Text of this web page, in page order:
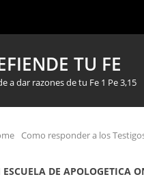
a dar razones de tu Fe 1 Pe 3,15
Como responder a los
ESCUELA DE APOLOGETICA